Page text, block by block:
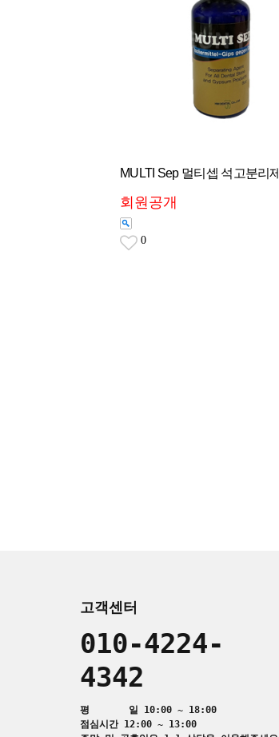
MULTI Sep 멀티셉 석고분리제
회원공개
0
고객센터
010-4224-
4342
평 일 10:00 ~ 18:00
점심시간 12:00 ~ 13:00